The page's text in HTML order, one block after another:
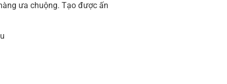
ưa chuộng. Tạo được ấn